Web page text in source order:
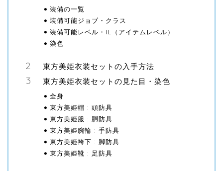
装備の一覧
装備可能ジョブ・クラス
装備可能レベル・IL（アイテムレベル）
染色
東方美姫衣装セットの入手方法
東方美姫衣装セットの見た目・染色
全身
東方美姫帽 : 頭防具
東方美姫服 : 胴防具
東方美姫腕輪 : 手防具
東方美姫袴下 : 脚防具
東方美姫靴 : 足防具